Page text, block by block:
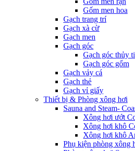
Gốm men hoa
Gạch trang trí
Gạch xà cừ
Gạch men
Gạch góc
Gạch góc thủy
Gạch góc gốm
Gạch vảy cá
Gạch thẻ
Gạch vỉ giấy
Thiết bị & Phòng xông hơi
Sauna and Steam-
Xông hơi ướt
Xông hơi khô
Xông hơi khô
Phụ kiện phòng xông